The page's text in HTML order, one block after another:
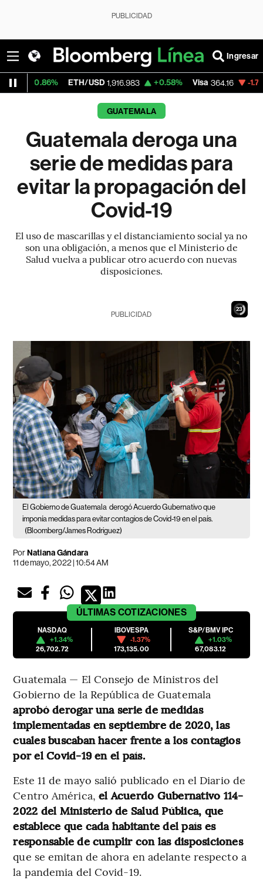
PUBLICIDAD
Ingresar
ETH/USD 1,916.983 +0.58% Visa 364.16 -1.70%
GUATEMALA
Guatemala deroga una
serie de medidas para
evitar la propagación del
Covid-19
El uso de mascarillas y el distanciamiento social ya no
son una obligación, a menos que el Ministerio de
Salud vuelva a publicar otro acuerdo con nuevas
disposiciones.
22
PUBLICIDAD
El Gobierno de Guatemala derogó Acuerdo Gubernativo que
imponía medidas para evitar contagios de Covid-19 en el país.
(Bloomberg/James Rodriguez)
PorNatiana Gándara
11 de mayo, 2022 | 10:54 AM
ÚLTIMAS COTIZACIONES
NASDAQ
+1.34%
26,702.72
IBOVESPA
-1.37%
173,135.00
S&P/BMV IPC
+1.03%
67,083.12
Guatemala — El Consejo de Ministros del
Gobierno de la República de Guatemala
aprobó derogar una serie de medidas
implementadas en septiembre de 2020, las
cuales buscaban hacer frente a los contagios
por el Covid-19 en el país.
Este 11 de mayo salió publicado en el Diario de
Centro América, el Acuerdo Gubernativo 114-
2022 del Ministerio de Salud Pública, que
establece que cada habitante del país es
responsable de cumplir con las disposiciones
que se emitan de ahora en adelante respecto a
la pandemia del Covid-19.